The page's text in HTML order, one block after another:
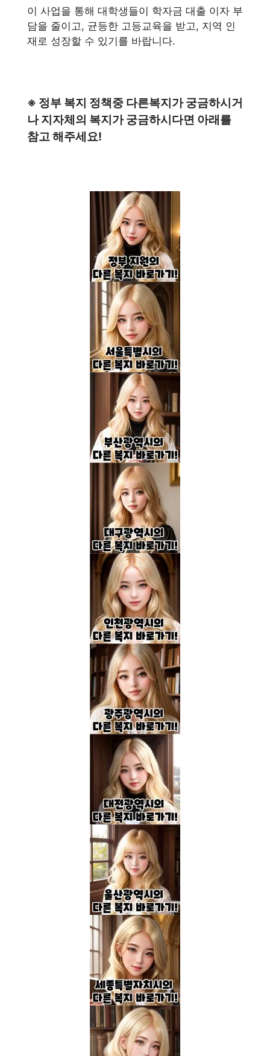
이 사업을 통해 대학생들이 학자금 대출 이자 부
담을 줄이고, 균등한 고등교육을 받고, 지역 인
재로 성장할 수 있기를 바랍니다.
※ 정부 복지 정책중 다른복지가 궁금하시거
나 지자체의 복지가 궁금하시다면 아래를
참고 해주세요!